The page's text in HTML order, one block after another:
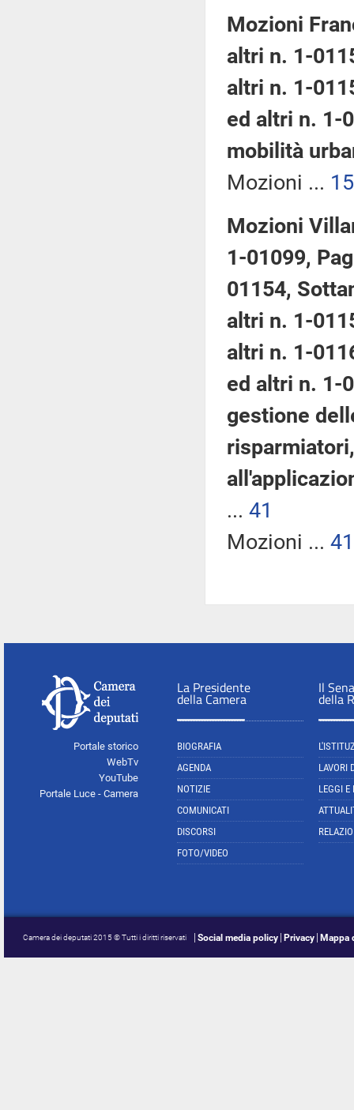
Mozioni
altri n. 1-
altri n. 1-
ed altri n. 1-
mobilità
Mozioni ... 15
Mozioni
1-01099,
01154,
altri n. 1-
altri n. 1-
ed altri n. 1-
gestione
... 41
Mozioni ... 41
Portale storico
WebTv
YouTube
Portale Luce - Camera
La Presidente
della Camera
BIOGRAFIA
AGENDA
NOTIZIE
COMUNICATI
DISCORSI
FOTO/VIDEO
Il
della
LAVORI
LEGGI E
Camera dei deputati 2015 © Tutti i diritti riservati Social media policy Privacy Mappa